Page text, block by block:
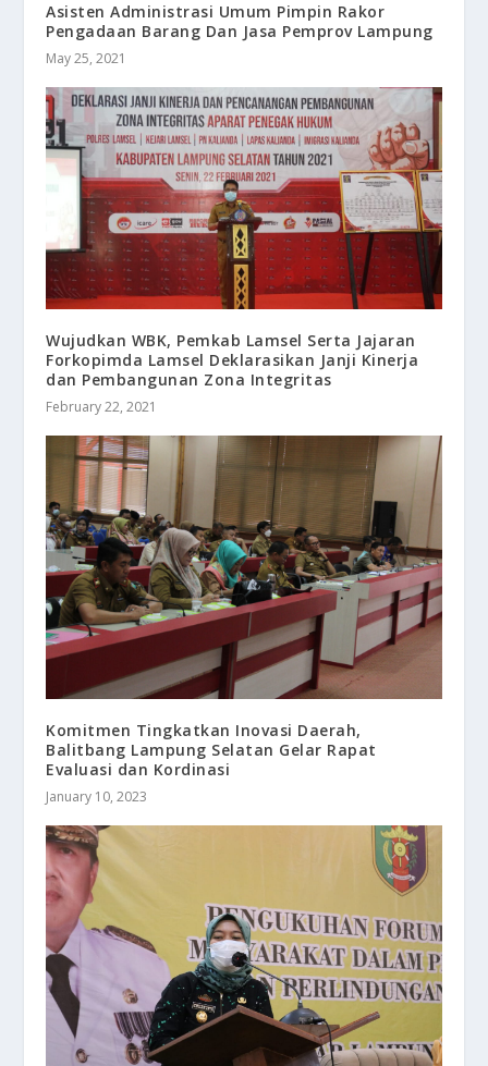
Asisten Administrasi Umum Pimpin Rakor
Pengadaan Barang Dan Jasa Pemprov Lampung
May 25, 2021
Wujudkan WBK, Pemkab Lamsel Serta Jajaran
Forkopimda Lamsel Deklarasikan Janji Kinerja
dan Pembangunan Zona Integritas
February 22, 2021
Komitmen Tingkatkan Inovasi Daerah,
Balitbang Lampung Selatan Gelar Rapat
Evaluasi dan Kordinasi
January 10, 2023